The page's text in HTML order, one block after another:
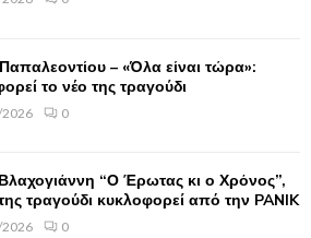
– «Όλα είναι τώρα»:
το νέο της τραγούδι
0
“Ο Έρωτας κι ο Χρόνος”,
τραγούδι κυκλοφορεί από την PANIK
0